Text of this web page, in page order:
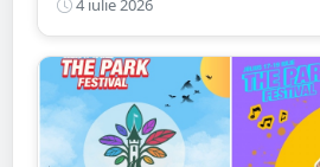
ar putea fi dat în folosință
4 iulie 2026